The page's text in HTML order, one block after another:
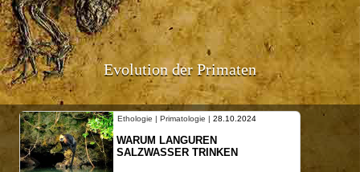
Evolution der Primaten
Ethologie | Primatologie | 28.10.2024
WARUM LANGUREN
SALZWASSER TRINKEN